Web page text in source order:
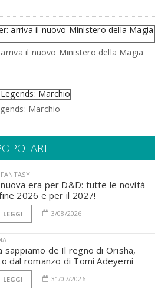
il nuovo Ministero della Magia
Marchio
era per D&D: tutte le novità
2026 e per il 2027!
LEGGI 3/08/2026
sappiamo de Il regno di Orisha,
dal romanzo di Tomi Adeyemi
LEGGI 31/07/2026